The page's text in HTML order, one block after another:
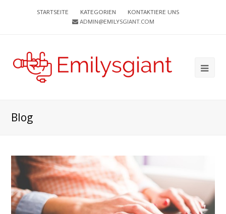
STARTSEITE KATEGORIEN
KONTAKTIERE UNS
ADMIN@EMILYSGIANT.COM
Blog